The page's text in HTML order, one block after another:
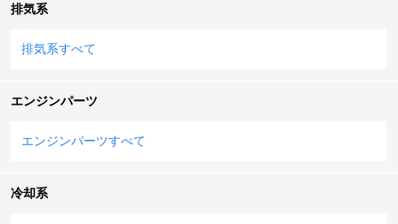
排気系
排気系すべて
エンジンパーツ
エンジンパーツすべて
冷却系